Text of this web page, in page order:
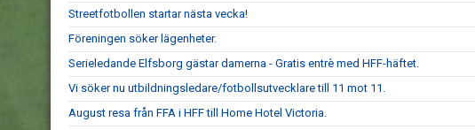
Streetfotbollen startar nästa vecka!
Föreningen söker lägenheter.
Serieledande Elfsborg gästar damerna - Gratis entrè med HFF-häftet.
Vi söker nu utbildningsledare/fotbollsutvecklare till 11 mot 11.
August resa från FFA i HFF till Home Hotel Victoria.